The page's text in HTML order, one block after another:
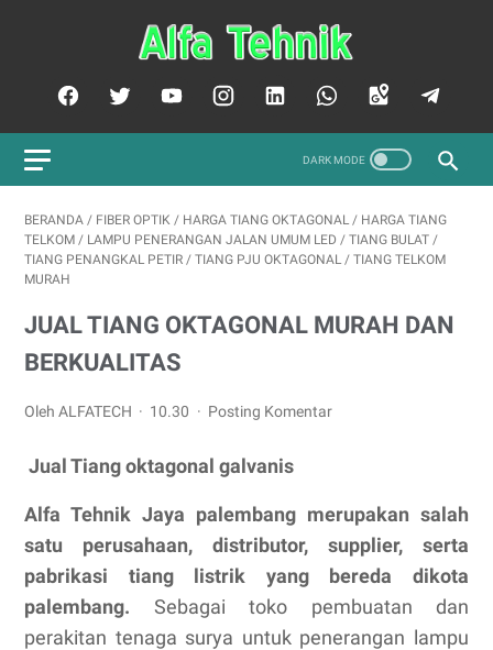
BERANDA / FIBER OPTIK / HARGA TIANG OKTAGONAL / HARGA TIANG
TELKOM / LAMPU PENERANGAN JALAN UMUM LED / TIANG BULAT /
TIANG PENANGKAL PETIR / TIANG PJU OKTAGONAL / TIANG TELKOM
MURAH
JUAL TIANG OKTAGONAL MURAH DAN
BERKUALITAS
Oleh ALFATECH 10.30 Posting Komentar
Jual Tiang oktagonal galvanis
Alfa Tehnik Jaya palembang merupakan salah
satu perusahaan, distributor, supplier, serta
pabrikasi tiang listrik yang bereda dikota
palembang. Sebagai toko pembuatan dan
perakitan tenaga surya untuk penerangan lampu